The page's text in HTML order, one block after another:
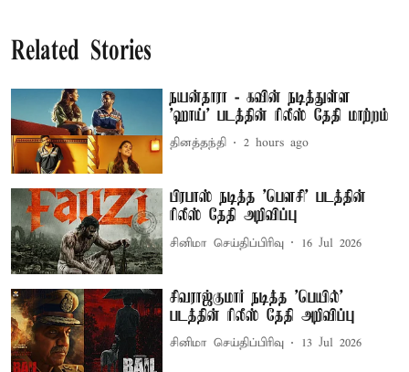
Related Stories
நயன்தாரா - கவின் நடித்துள்ள
'ஹாய்' படத்தின் ரிலீஸ் தேதி மாற்றம்
தினத்தந்தி 2 hours ago
பிரபாஸ் நடித்த 'பெளசி' படத்தின்
ரிலீஸ் தேதி அறிவிப்பு
சினிமா செய்திப்பிரிவு 16 Jul 2026
சிவராஜ்குமார் நடித்த 'பெயில்'
படத்தின் ரிலீஸ் தேதி அறிவிப்பு
சினிமா செய்திப்பிரிவு 13 Jul 2026